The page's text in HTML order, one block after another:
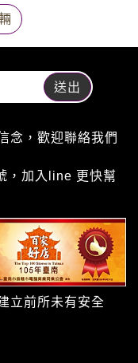
念，歡迎聯絡我們
，加入line 更快幫
立前所未有安全